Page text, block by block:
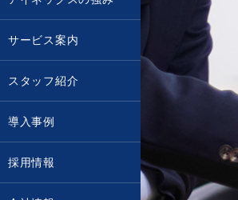
サービス案内
スタッフ紹介
導入事例
採用情報